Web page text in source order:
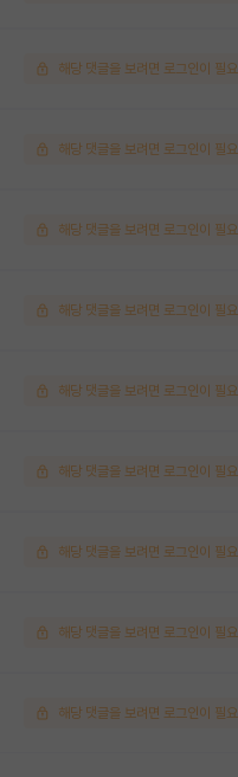
해당 댓글을 보려면 로그인이 필
해당 댓글을 보려면 로그인이 필
해당 댓글을 보려면 로그인이 필
해당 댓글을 보려면 로그인이 필
해당 댓글을 보려면 로그인이 필
해당 댓글을 보려면 로그인이 필
해당 댓글을 보려면 로그인이 필
해당 댓글을 보려면 로그인이 필
해당 댓글을 보려면 로그인이 필